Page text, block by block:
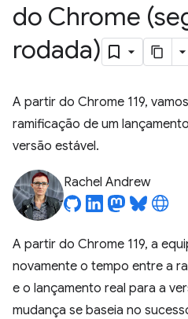
do Chrome
rodada)
A partir do Chrome 119,
ramificação de um
versão estável.
Rachel Andrew
A partir do Chrome 119, a
novamente o tempo entre a
e o lançamento real para a
mudança se baseia no